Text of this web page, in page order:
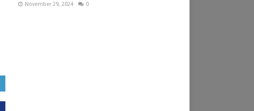
November 29, 2024 0